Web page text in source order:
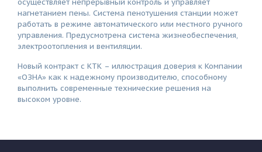
осуществляет непрерывный контроль и управляет
нагнетанием пены. Система пенотушения станции может
работать в режиме автоматического или местного ручного
управления. Предусмотрена система жизнеобеспечения,
электроотопления и вентиляции.
Новый контракт с КТК – иллюстрация доверия к Компании
«ОЗНА» как к надежному производителю, способному
выполнить современные технические решения на
высоком уровне.